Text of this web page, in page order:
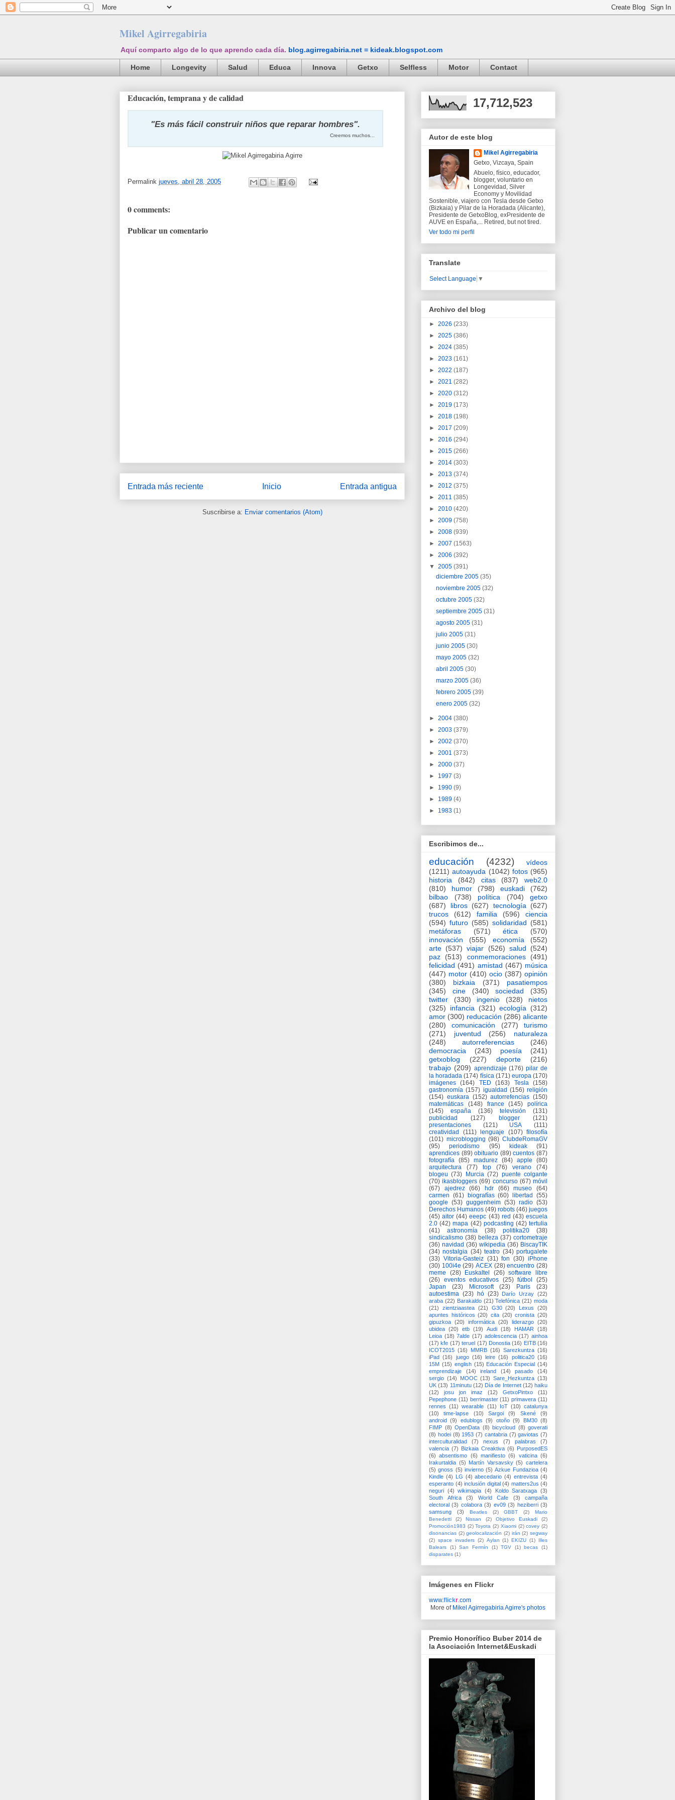
Mikel Agirregabiria
Aquí comparto algo de lo que aprendo cada día. blog.agirregabiria.net = kideak.blogspot.com
Home Longevity Salud Educa Innova Getxo Selfless Motor Contact
Educación, temprana y de calidad
"Es más fácil construir niños que reparar hombres".
Creemos muchos...
Permalink jueves, abril 28, 2005
0 comments:
Publicar un comentario
Entrada más reciente Entrada antigua
Inicio
Suscribirse a: Enviar comentarios (Atom)
17,712,523
Autor de este blog
Mikel Agirregabiria
Getxo, Vizcaya, Spain
Abuelo, físico, educador,
blogger, voluntario en
Longevidad, Silver
Economy y Movilidad
Sostenible, viajero con Tesla desde Getxo
(Bizkaia) y Pilar de la Horadada (Alicante),
Presidente de GetxoBlog, exPresidente de
AUVE en España,... Retired, but not tired.
Ver todo mi perfil
Translate
Select Language ▼
Archivo del blog
► 2026 (233)
► 2025 (386)
► 2024 (385)
► 2023 (161)
► 2022 (187)
► 2021 (282)
► 2020 (312)
► 2019 (173)
► 2018 (198)
► 2017 (209)
► 2016 (294)
► 2015 (266)
► 2014 (303)
► 2013 (374)
► 2012 (375)
► 2011 (385)
► 2010 (420)
► 2009 (758)
► 2008 (939)
► 2007 (1563)
► 2006 (392)
▼ 2005 (391)
diciembre 2005(35)
noviembre 2005(32)
octubre 2005(32)
septiembre 2005(31)
agosto 2005(31)
julio 2005(31)
junio 2005(30)
mayo 2005(32)
abril 2005(30)
marzo 2005(36)
febrero 2005(39)
enero 2005(32)
► 2004 (380)
► 2003 (379)
► 2002 (370)
► 2001 (373)
► 2000 (37)
► 1997 (3)
► 1990 (9)
► 1989 (4)
► 1983 (1)
Escribimos de...
educación (4232)
vídeos
(1211) autoayuda (1042) fotos (965)
historia
(842) citas (837)
web2.0
(810)
humor (798) euskadi
(762)
bilbao
(738) política (704)
getxo
(687)
libros (627) tecnología
(627)
trucos
(612) familia (596)
ciencia
(594) futuro (585) solidaridad (581)
metáforas
(571) ética
(570)
innovación
(555) economía
(552)
arte (537) viajar (526) salud
(524)
paz
(513) conmemoraciones
(491)
felicidad (491) amistad (467) música
(447) motor (410) ocio (387) opinión
(380)
bizkaia (371)
pasatiempos
(345)
cine (340) sociedad
(335)
twitter
(330) ingenio (328)
nietos
(325)
infancia (321) ecología
(312)
amor (300) reducación (286) alicante
(280)
comunicación (277)
turismo
(271)
juventud (256)
naturaleza
(248)
autorreferencias
(246)
democracia
(243) poesía
(241)
getxoblog
(227) deporte
(216)
trabajo (209) aprendizaje (176) pilar de
la horadada (174) física (171) europa (170)
imágenes
(164) TED (163) Tesla
(158)
gastronomía (157) igualdad (156) religión
(154) euskara (152) autorrefencias (150)
matemáticas
(148) france (145)
polírica
(145)
españa (136) televisión
(131)
publicidad
(127) blogger
(121)
presentaciones
(121) USA
(111)
creatividad
(111) lenguaje (107) filosofía
(101) microblogging (98) ClubdeRomaGV
(95)
periodismo (95) kideak
(91)
aprendices (89) obituario (89) cuentos (87)
fotografía (85) madurez (84) apple
(80)
arquitectura
(77) top (76) verano
(74)
blogeu (73) Murcia (72) puente colgante
(70) ikasbloggers (69) concurso (67) móvil
(67)
ajedrez (66) hdr (66) museo
(64)
carmen (61) biografías (60) libertad
(55)
google (53) guggenheim (53) radio (53)
Derechos Humanos (49) robots (46) juegos
(45) aitor (44) eeepc (43) red (43) escuela
2.0 (42) mapa (42) podcasting (42) tertulia
(41)
astronomía (38) politika20
(38)
sindicalismo (38) belleza (37) cortometraje
(36) navidad (36) wikipedia (36) BiscayTIK
(34) nostalgia (34) teatro (34) portugalete
(33) Vitoria-Gasteiz (31) fon (30) iPhone
(30) 100i4e (29) ACEX (28) encuentro (28)
meme
(28) Euskaltel (26) software libre
(26) eventos educativos (25) fútbol
(25)
Japan
(23) Microsoft (23) Paris
(23)
autoestima (23) hó (23) Darío Urzay (22)
araba (22) Barakaldo (21) Telefónica (21) moda
(21)
zientziaastea (21) G30 (20) Lexus
(20)
apuntes históricos (20) cita (20) cronista (20)
gipuzkoa (20) informática (20) liderazgo (20)
ubidea (20) etb (19) Audi (18) HAMAR
(18)
Leioa (18) 7alde (17) adolescencia (17) ainhoa
(17) kfe (17) teruel (17) Donostia (16) EITB (16)
ICOT2015 (16) MMRB (16) Sarezkuntza (16)
iPad (16) juego (16) leire (16) politica20 (16)
15M (15) english (15) Educación Especial (14)
emprendizaje
(14) ireland (14) pasado
(14)
sergio (14) MOOC (13) Sare_Hezkuntza (13)
UK (13) 11minutu (12) Día de Internet (12) haiku
(12)
josu jon imaz (12) GetxoPintxo
(11)
Pepephone (11) berrimaster (11) primavera (11)
rennes (11) wearable (11) IoT (10) catalunya
(10)
time-lapse (10) Sargoi (9) Skené
(9)
android (9) edublogs (9) otoño (9) BM30 (8)
FIMP (8) OpenData (8) bicycloud (8) goverati
(8) hodei (8) 1953 (7) cantabria (7) gaviotas (7)
interculturalidad
(7) nexus (7) palabras
(7)
valencia (7) Bizkaia Creaktiva (6) PurposedES
(6)
absentismo (6) manifiesto (6) vaticina (6)
Irakurtaldia (5) Martín Varsavsky (5) cartelera
(5) gnoss (5) invierno (5) Azkue Fundazioa (4)
Kindle (4) LG (4) abecedario (4) entrevista (4)
esperanto (4) inclusión digital (4) matters2us (4)
neguri (4) wikimapia (4) Koldo Saratxaga (3)
South Africa
(3) World Cafe (3)
campaña
electoral (3) colabora (3) ev09 (3) heziberri (3)
samsung
(3) Beatles (2) GBBT (2)
Mario
Benedetti
(2) Nissan (2) Objetivo Euskadi
(2)
Promoción1983 (2) Toyota (2) Xiaomi (2) covey (2)
disonancias (2) geolocalización (2) irán (2) segway
(2) space invaders (2) Aylan (1) EKIZU (1)
Illes
Balears
(1) San Fermín (1) TGV (1) becas
(1)
disparates (1)
Imágenes en Flickr
www.flickr .com
More of Mikel Agirregabiria Agirre's photos
Premio Honorífico Buber 2014 de
la Asociación Internet&Euskadi